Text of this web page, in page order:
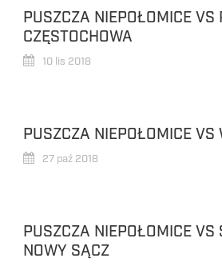
PUSZCZA NIEPOŁOMICE VS
CZĘSTOCHOWA
10 lis 2018
PUSZCZA NIEPOŁOMICE VS
27 paź 2018
PUSZCZA NIEPOŁOMICE VS
NOWY SĄCZ